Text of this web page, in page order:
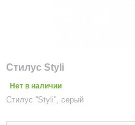
Стилус Styli
Нет в наличии
Стилус ''Styli'', серый